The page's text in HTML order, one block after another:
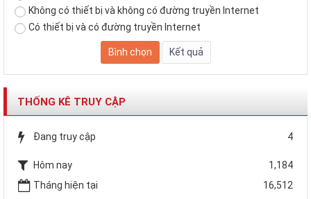
Không có thiết bị và không có đường truyền Internet
Có thiết bị và có đường truyền Internet
THỐNG KÊ TRUY CẬP
Đang truy cập 4
Hôm nay
1,184
Tháng hiện tại
16,512